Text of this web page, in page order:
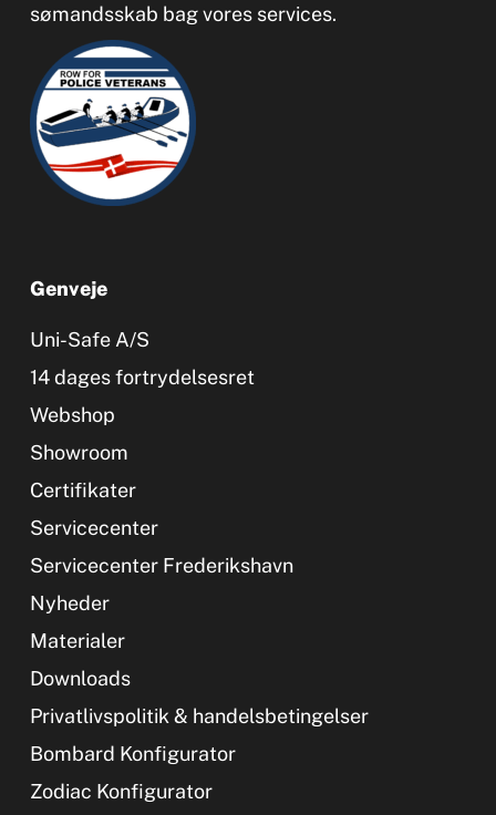
sømandsskab bag vores services.
Genveje
Uni-Safe A/S
14 dages fortrydelsesret
Webshop
Showroom
Certifikater
Servicecenter
Servicecenter Frederikshavn
Nyheder
Materialer
Downloads
Privatlivspolitik & handelsbetingelser
Bombard Konfigurator
Zodiac Konfigurator